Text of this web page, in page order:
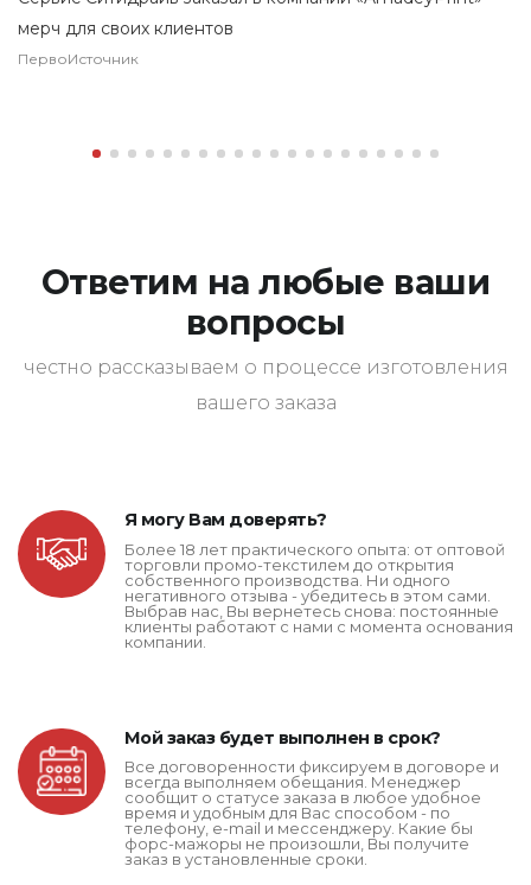
мерч для своих клиентов
ПервоИсточник
Ответим на любые ваши
вопросы
честно рассказываем о процессе изготовления
вашего заказа
Я могу Вам доверять?
Более 18 лет практического опыта: от оптовой
торговли промо-текстилем до открытия
собственного производства. Ни одного
негативного отзыва - убедитесь в этом сами.
Выбрав нас, Вы вернетесь снова: постоянные
клиенты работают с нами с момента основания
компании.
Мой заказ будет выполнен в срок?
Все договоренности фиксируем в договоре и
всегда выполняем обещания. Менеджер
сообщит о статусе заказа в любое удобное
время и удобным для Вас способом - по
телефону, e-mail и мессенджеру. Какие бы
форс-мажоры не произошли, Вы получите
заказ в установленные сроки.